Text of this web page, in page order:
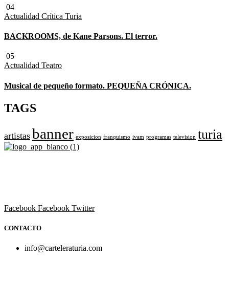
04
Actualidad Crítica Turia
BACKROOMS, de Kane Parsons. El terror.
05
Actualidad Teatro
Musical de pequeño formato. PEQUEÑA CRÓNICA.
TAGS
artistas banner exposicion franquismo ivam programas television turia
Facebook Facebook Twitter
CONTACTO
info@carteleraturia.com